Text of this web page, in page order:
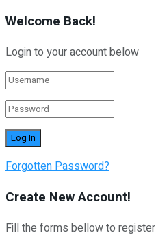
Welcome Back!
Login to your account below
Forgotten Password?
Create New Account!
Fill the forms bellow to register